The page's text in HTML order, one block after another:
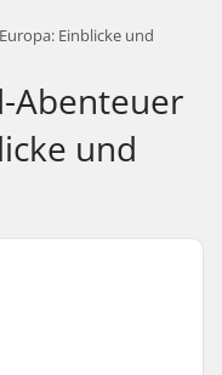
Einblicke und
Abenteuer
und